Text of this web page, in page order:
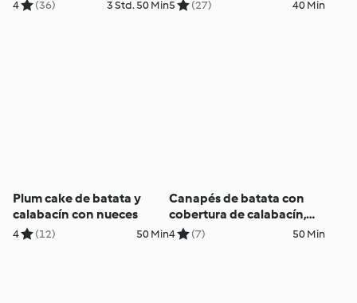
4 (36) 3 Std. 50 Min5 (27) 40 Min
Plum cake de batata y
calabacín con nueces
4 (12) 50 Min
Canapés de batata con
cobertura de calabacín,
queso feta y judías
4 (7) 50 Min